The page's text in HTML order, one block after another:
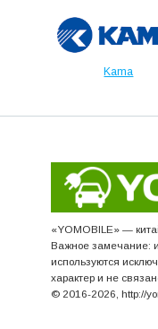
Kama
«YOMOBILE» —
Важное замечание:
используются
характер и не
© 2016-2026, http://